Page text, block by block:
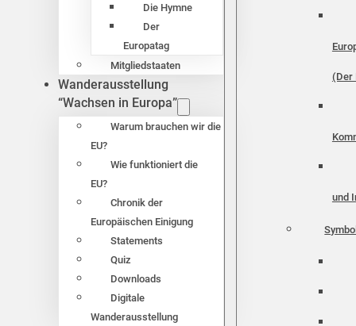
Die Hymne
Der
Europatag
Mitgliedstaaten
Wanderausstellung
“Wachsen in Europa”
Warum brauchen wir die
EU?
Wie funktioniert die
EU?
Chronik der
Europäischen Einigung
Statements
Quiz
Downloads
Digitale
Wanderausstellung
(Der
und